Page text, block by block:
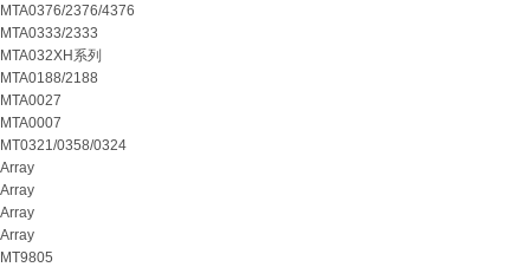
MTA0376/2376/4376
MTA0333/2333
MTA032XH系列
MTA0188/2188
MTA0027
MTA0007
MT0321/0358/0324
Array
Array
Array
Array
MT9805